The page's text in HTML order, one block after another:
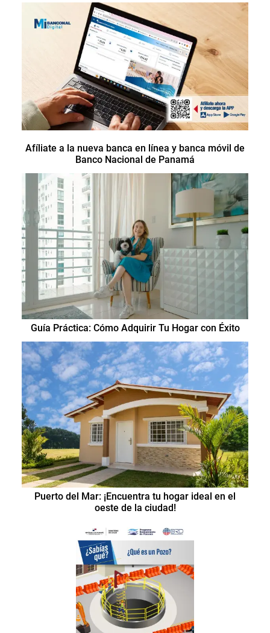
Afíliate a la nueva banca en línea y banca móvil de
Banco Nacional de Panamá
Guía Práctica: Cómo Adquirir Tu Hogar con Éxito
Puerto del Mar: ¡Encuentra tu hogar ideal en el
oeste de la ciudad!